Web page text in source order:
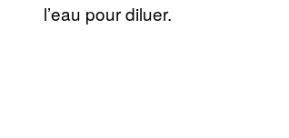
l’eau pour diluer.